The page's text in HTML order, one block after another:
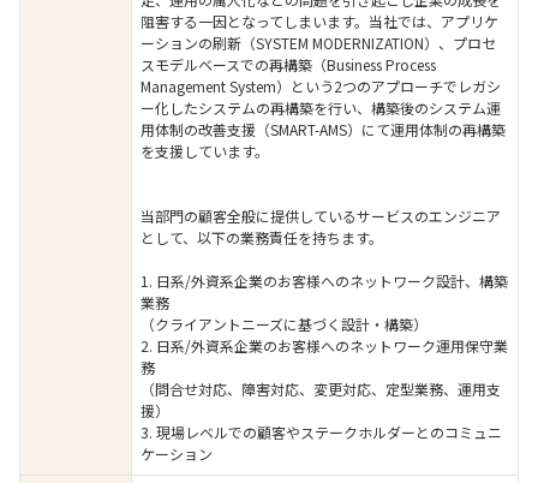
阻害する一因となってしまいます。当社では、アプリケ
ーションの刷新（SYSTEM MODERNIZATION）、プロセ
スモデルベースでの再構築（Business Process
Management System）という2つのアプローチでレガシ
ー化したシステムの再構築を行い、構築後のシステム運
用体制の改善支援（SMART-AMS）にて運用体制の再構築
を支援しています。
当部門の顧客全般に提供しているサービスのエンジニア
として、以下の業務責任を持ちます。
1. 日系/外資系企業のお客様へのネットワーク設計、構築
業務
（クライアントニーズに基づく設計・構築）
2. 日系/外資系企業のお客様へのネットワーク運用保守業
務
（問合せ対応、障害対応、変更対応、定型業務、運用支
援）
3. 現場レベルでの顧客やステークホルダーとのコミュニ
ケーション